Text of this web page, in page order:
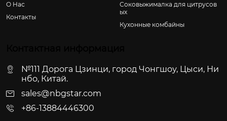
О Hас
Контакты
Соковыжималка для цитрусов
ых
Кухонные комбайны
№111 Дорога Цзинци, город Чонгшоу, Цыси, Ни
нбо, Китай.
sales@nbgstar.com
+86-13884446300